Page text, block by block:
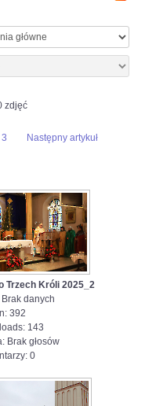
zdjęć
3
Następny artykuł
Trzech Króli 2025_2
danych
392
143
Brak głosów
0